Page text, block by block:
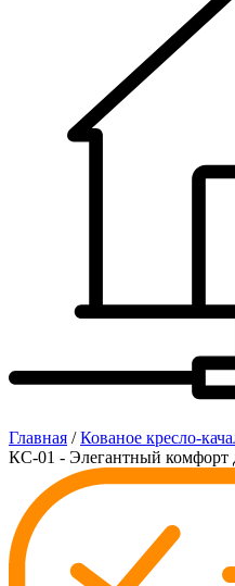
Главная /Кованое кресло-
КС-01 - Элегантный комфорт